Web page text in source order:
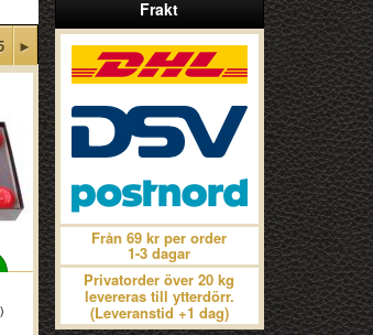
Frakt
Från 69 kr per order
1-3 dagar
Privatorder över 20 kg
levereras till ytterdörr.
(Leveranstid +1 dag)
►